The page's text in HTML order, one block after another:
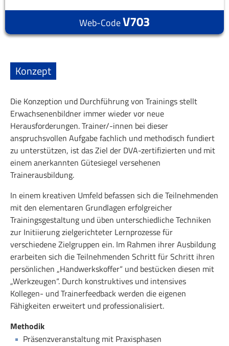
Web-CodeV703
Konzept
Die Konzeption und Durchführung von Trainings stellt
Erwachsenenbildner immer wieder vor neue
Herausforderungen. Trainer/-innen bei dieser
anspruchsvollen Aufgabe fachlich und methodisch fundiert
zu unterstützen, ist das Ziel der DVA-zertifizierten und mit
einem anerkannten Gütesiegel versehenen
Trainerausbildung.
In einem kreativen Umfeld befassen sich die Teilnehmenden
mit den elementaren Grundlagen erfolgreicher
Trainingsgestaltung und üben unterschiedliche Techniken
zur Initiierung zielgerichteter Lernprozesse für
verschiedene Zielgruppen ein. Im Rahmen ihrer Ausbildung
erarbeiten sich die Teilnehmenden Schritt für Schritt ihren
persönlichen „Handwerkskoffer“ und bestücken diesen mit
„Werkzeugen“. Durch konstruktives und intensives
Kollegen- und Trainerfeedback werden die eigenen
Fähigkeiten erweitert und professionalisiert.
Methodik
Präsenzveranstaltung mit Praxisphasen